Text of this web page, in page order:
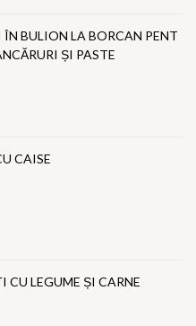
BULION LA BORCAN PENT
ȘI PASTE
CAISE
CU LEGUME ȘI CARNE